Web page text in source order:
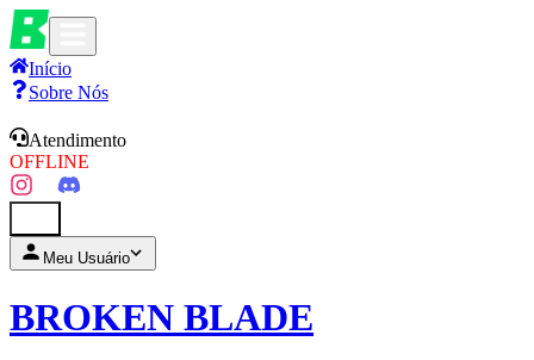
Início
Sobre Nós
Atendimento
OFFLINE
Meu Usuário
BROKEN BLADE